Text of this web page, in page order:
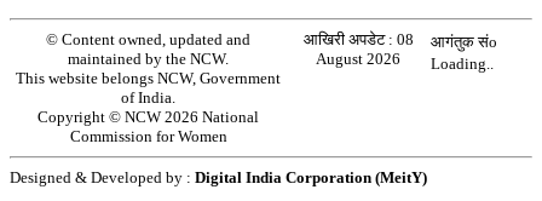
© Content owned, updated and
maintained by the NCW.
This website belongs NCW, Government
of India.
Copyright © NCW 2026 National
Commission for Women
आखिरी अपडेट : 08
August 2026
आगंतुक संo
Loading..
Designed & Developed by : Digital India Corporation (MeitY)